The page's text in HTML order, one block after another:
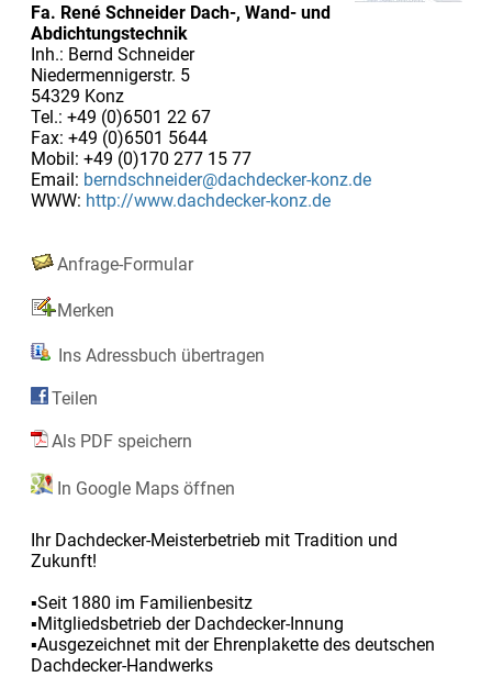
Fa. René Schneider Dach-, Wand- und
Abdichtungstechnik
Inh.: Bernd Schneider
Niedermennigerstr. 5
54329 Konz
Tel.: +49 (0)6501 22 67
Fax: +49 (0)6501 5644
Mobil: +49 (0)170 277 15 77
Email: berndschneider@dachdecker-konz.de
WWW: http://www.dachdecker-konz.de
Anfrage-Formular
Merken
Ins Adressbuch übertragen
Teilen
Als PDF speichern
In Google Maps öffnen
Ihr Dachdecker-Meisterbetrieb mit Tradition und
Zukunft!
▪Seit 1880 im Familienbesitz
▪Mitgliedsbetrieb der Dachdecker-Innung
▪Ausgezeichnet mit der Ehrenplakette des deutschen
Dachdecker-Handwerks